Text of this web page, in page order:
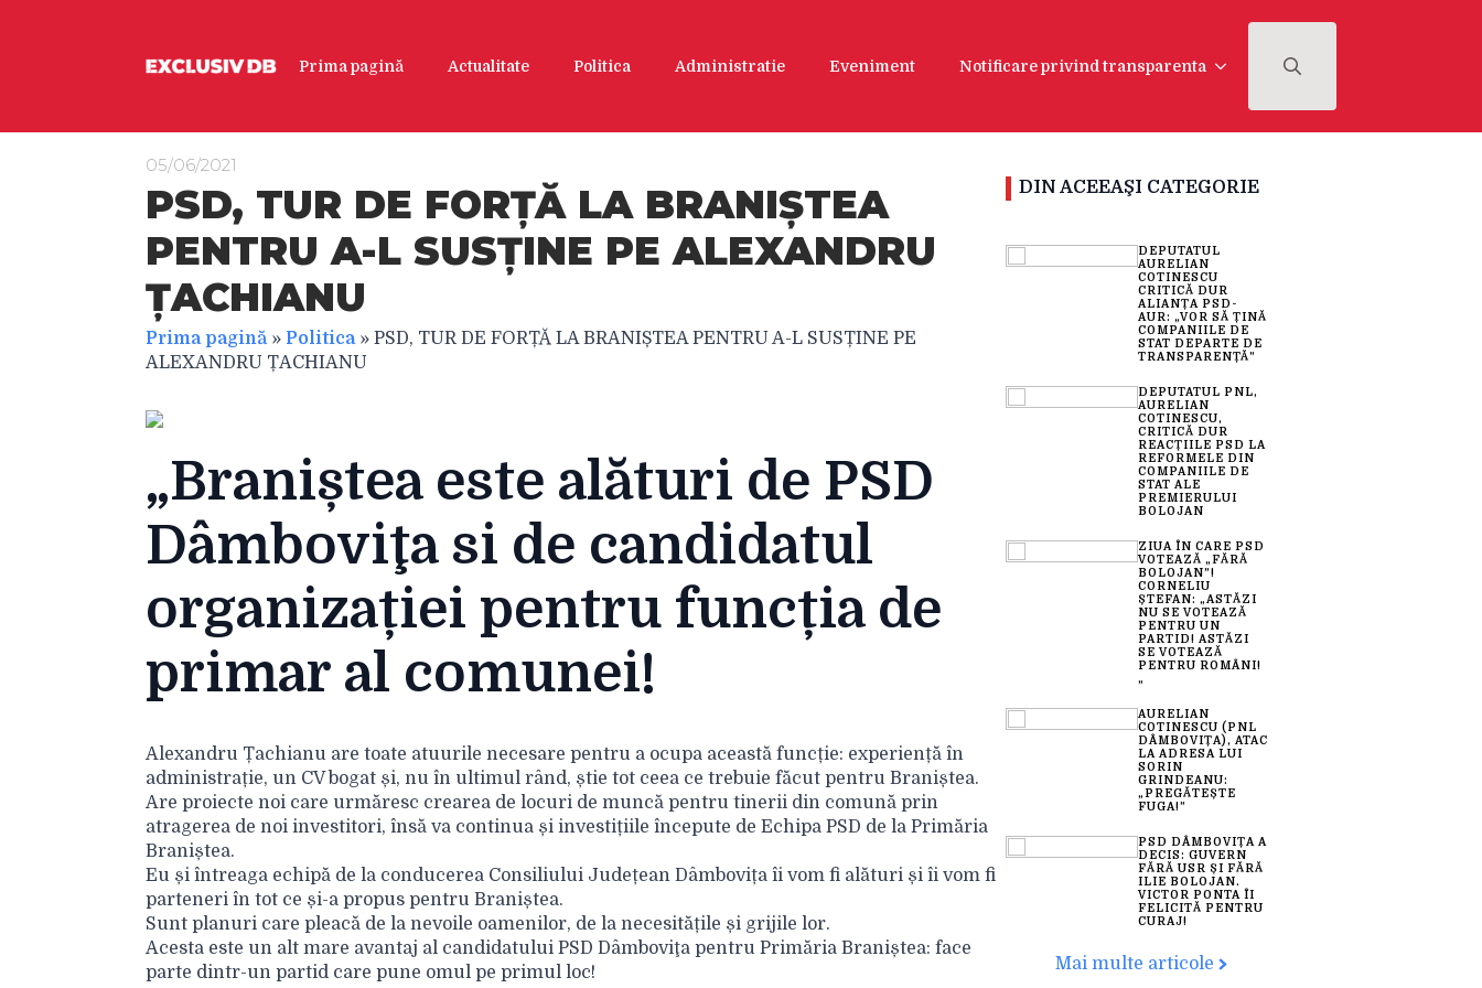
Prima pagină Actualitate Politica Administratie Eveniment Notificare privind transparenta
05/06/2021
PSD, TUR DE FORȚĂ LA BRANIȘTEA
PENTRU A-L SUSȚINE PE ALEXANDRU
ȚACHIANU
Prima pagină » Politica » PSD, TUR DE FORȚĂ LA BRANIȘTEA PENTRU A-L SUSȚINE PE
ALEXANDRU ȚACHIANU
„Braniștea este alături de PSD
Dâmboviţa si de candidatul
organizației pentru funcția de
primar al comunei!
Alexandru Țachianu are toate atuurile necesare pentru a ocupa această funcție: experiență în
administrație, un CV bogat și, nu în ultimul rând, știe tot ceea ce trebuie făcut pentru Braniștea.
Are proiecte noi care urmăresc crearea de locuri de muncă pentru tinerii din comună prin
atragerea de noi investitori, însă va continua și investițiile începute de Echipa PSD de la Primăria
Braniștea.
Eu și întreaga echipă de la conducerea Consiliului Județean Dâmbovița îi vom fi alături și îi vom fi
parteneri în tot ce și-a propus pentru Braniștea.
Sunt planuri care pleacă de la nevoile oamenilor, de la necesitățile și grijile lor.
Acesta este un alt mare avantaj al candidatului PSD Dâmboviţa pentru Primăria Braniștea: face
parte dintr-un partid care pune omul pe primul loc!
DIN ACEEAŞI CATEGORIE
DEPUTATUL
AURELIAN
COTINESCU
CRITICĂ DUR
ALIANȚA PSD-
AUR: „VOR SĂ ȚINĂ
COMPANIILE DE
STAT DEPARTE DE
TRANSPARENȚĂ”
DEPUTATUL PNL,
AURELIAN
COTINESCU,
CRITICĂ DUR
REACȚIILE PSD LA
REFORMELE DIN
COMPANIILE DE
STAT ALE
PREMIERULUI
BOLOJAN
ZIUA ÎN CARE PSD
VOTEAZĂ „FĂRĂ
BOLOJAN”!
CORNELIU
ȘTEFAN: „ASTĂZI
NU SE VOTEAZĂ
PENTRU UN
PARTID! ASTĂZI
SE VOTEAZĂ
PENTRU ROMÂNI!
„
AURELIAN
COTINESCU (PNL
DÂMBOVIȚA), ATAC
LA ADRESA LUI
SORIN
GRINDEANU:
„PREGĂTEȘTE
FUGA!”
PSD DÂMBOVIȚA A
DECIS: GUVERN
FĂRĂ USR ȘI FĂRĂ
ILIE BOLOJAN.
VICTOR PONTA ÎI
FELICITĂ PENTRU
CURAJ!
Mai multe articole